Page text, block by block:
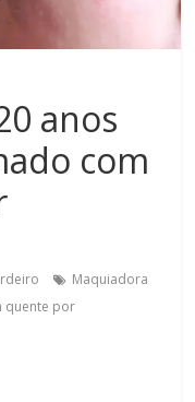
anos
com
Maquiadora
quente por